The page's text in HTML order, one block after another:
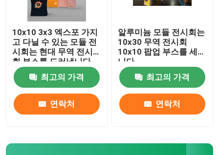
무역 전시회 부스 가구
10x10 3x3 엑스포 가지
고 다닐 수 있는 모듈 전
시회는 현대 무역 전시
회 부스를 드러냅니다
최고의 가격
연락처
알루미늄 모듈 전시회는
10x30 무역 전시회
10x10 팝업 부스를 세웁
니다
최고의 가격
연락처